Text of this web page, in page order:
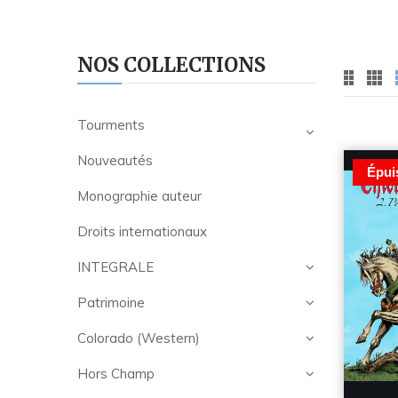
NOS COLLECTIONS
Tourments
Nouveautés
Monographie auteur
Droits internationaux
INTEGRALE
Patrimoine
Colorado (Western)
Hors Champ